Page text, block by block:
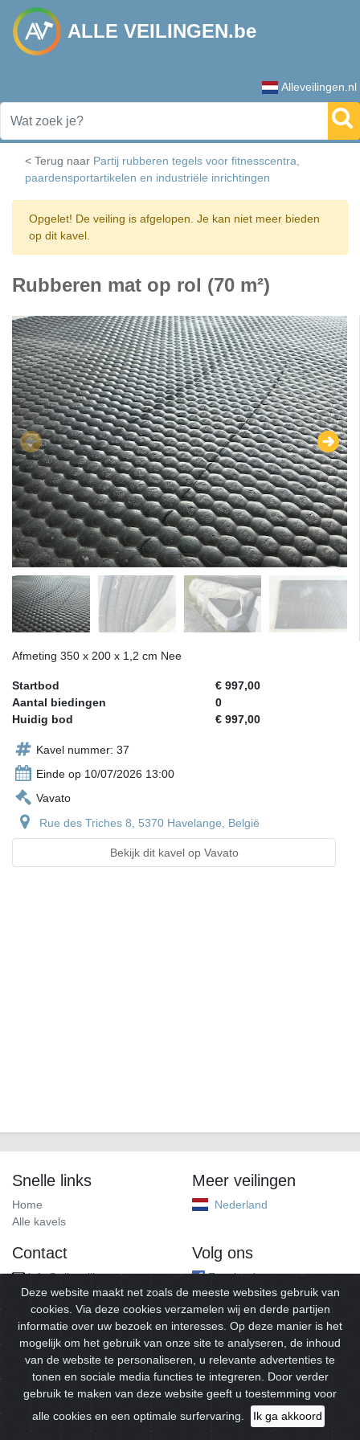
ALLE VEILINGEN.be
Alleveilingen.nl
< Terug naar Partij rubberen tegels voor fitnesscentra,
paardensportartikelen en industriële inrichtingen
Opgelet! De veiling is afgelopen. Je kan niet meer bieden
op dit kavel.
Rubberen mat op rol (70 m²)
Afmeting 350 x 200 x 1,2 cm Nee
Startbod
€ 997,00
Aantal biedingen
0
Huidig bod
€ 997,00
Kavel nummer: 37
Einde op 10/07/2026 13:00
Vavato
Rue des Triches 8, 5370 Havelange, België
Bekijk dit kavel op Vavato
Snelle links
Home
Alle kavels
Meer veilingen
Nederland
Contact
info@alleveilingen.net
Volg ons
Facebook
© 2026Alleveilingen.Alle rechten voorbehouden.
Deze website maakt net zoals de meeste websites gebruik van
cookies. Via deze cookies verzamelen wij en derde partijen
informatie over uw bezoek en interesses. Op deze manier is het
mogelijk om het gebruik van onze site te analyseren, de inhoud
van de website te personaliseren, u relevante advertenties te
tonen en sociale media functies te integreren. Door verder
gebruik te maken van deze website geeft u toestemming voor
alle cookies en een optimale surfervaring.
Ik ga akkoord